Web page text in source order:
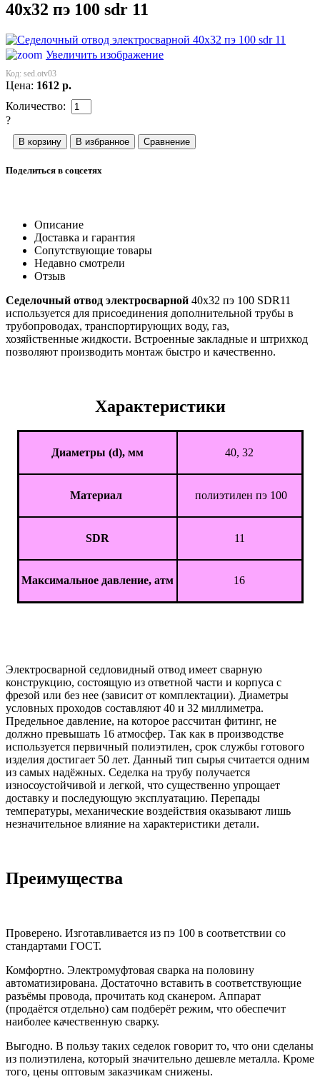
40x32 пэ 100 sdr 11
Увеличить изображение
Код: sed.otv03
Цена: 1612 р.
Количество:
?
Поделиться в соцсетях
Описание
Доставка и гарантия
Сопутствующие товары
Недавно смотрели
Отзыв
Седелочный отвод электросварной 40x32 пэ 100 SDR11
используется для присоединения дополнительной трубы в
трубопроводах, транспортирующих воду, газ,
хозяйственные жидкости. Встроенные закладные и штрихкод
позволяют производить монтаж быстро и качественно.
Характеристики
Диаметры (d), мм 40, 32
Материал полиэтилен пэ 100
SDR 11
Максимальное давление, атм 16
Электросварной седловидный отвод имеет сварную
конструкцию, состоящую из ответной части и корпуса с
фрезой или без нее (зависит от комплектации). Диаметры
условных проходов составляют 40 и 32 миллиметра.
Предельное давление, на которое рассчитан фитинг, не
должно превышать 16 атмосфер. Так как в производстве
используется первичный полиэтилен, срок службы готового
изделия достигает 50 лет. Данный тип сырья считается одним
из самых надёжных. Седелка на трубу получается
износоустойчивой и легкой, что существенно упрощает
доставку и последующую эксплуатацию. Перепады
температуры, механические воздействия оказывают лишь
незначительное влияние на характеристики детали.
Преимущества
Проверено. Изготавливается из пэ 100 в соответствии со
стандартами ГОСТ.
Комфортно. Электромуфтовая сварка на половину
автоматизирована. Достаточно вставить в соответствующие
разъёмы провода, прочитать код сканером. Аппарат
(продаётся отдельно) сам подберёт режим, что обеспечит
наиболее качественную сварку.
Выгодно. В пользу таких седелок говорит то, что они сделаны
из полиэтилена, который значительно дешевле металла. Кроме
того, цены оптовым заказчикам снижены.